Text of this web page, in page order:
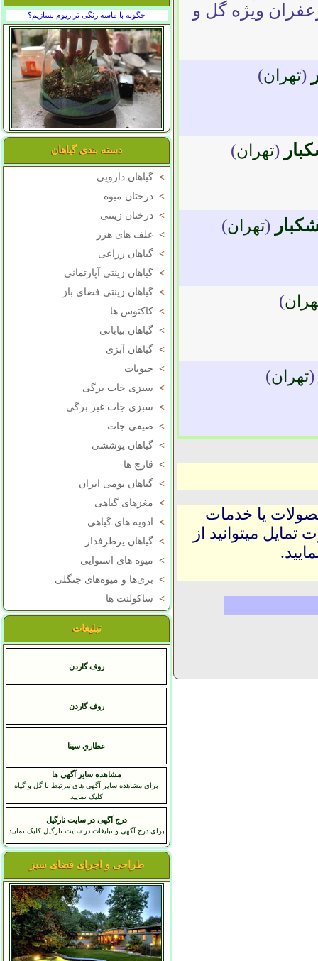
چگونه با ماسه رنگی تراریوم بسازیم؟
دسته بندی گیاهان
> گیاهان دارویی
> درختان میوه
> درختان زینتی
> علف های هرز
> گیاهان زراعی
> گیاهان زینتی آپارتمانی
> گیاهان زینتی فضای باز
> کاکتوس ها
> گیاهان بیابانی
> گیاهان آبزی
> حبوبات
> سبزی جات برگی
> سبزی جات غیر برگی
> صیفی جات
> گیاهان پوششی
> قارچ ها
> گیاهان بومی ایران
> مغزهای گیاهی
>
ادویه های گیاهی
> گیاهان پرطرفدار
> میوه های استوایی
> بری‌ها و میوه‌های جنگلی
> ساکولنت ها
تبلیغات
روف گاردن
روف گاردن
عطاري سينا
مشاهده سایر آگهی ها
برای مشاهده سایر آگهی های مرتبط با گل و گیاه
کلیک نمایید
درج آگهی در سایت نارگیل
برای درج آگهی و تبلیغات در سایت نارگیل کلیک نمایید
طراحی و اجرای فضای سبز
ویژه گل و
(تهران)
(تهران)
(تهران)
)
(تهران)
یا خدمات
میتوانید از